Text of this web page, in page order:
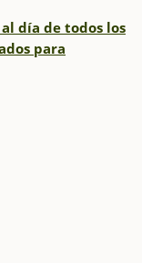
día de todos los
para